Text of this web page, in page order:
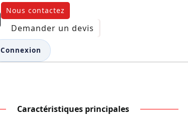
Nous contactez
Demander un devis
Connexion
Caractéristiques principales